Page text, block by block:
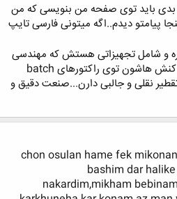
باید توی صفحه من بنویسی که من
پیامتو دیدم..اگه میتونی فارسی تایپ
و شامل تجهیزاتی هستش که مهندسی
شیمی با اونا اشنا هست مثلا واکنش هاشون توی راکتورهای batch
نقلی و جالبی دارن...صنعت دقیق و
chon osulan hame fek
bashim dar
nakardim,mikham